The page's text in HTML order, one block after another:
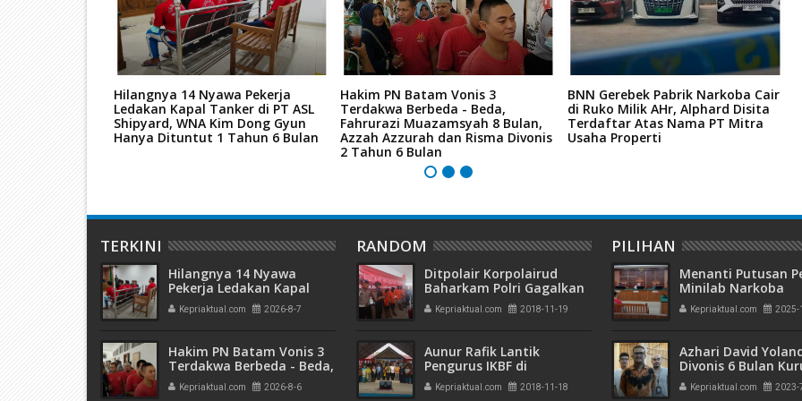
Hilangnya 14 Nyawa Pekerja
Ledakan Kapal Tanker di PT ASL
Shipyard, WNA Kim Dong Gyun
Hanya Dituntut 1 Tahun 6 Bulan
Hakim PN Batam Vonis 3
Terdakwa Berbeda - Beda,
Fahrurazi Muazamsyah 8 Bulan,
Azzah Azzurah dan Risma Divonis
2 Tahun 6 Bulan
BNN Gerebek Pabrik Narkoba Cair
di Ruko Milik AHr, Alphard Disita
Terdaftar Atas Nama PT Mitra
Usaha Properti
TERKINI
Hilangnya 14 Nyawa
Pekerja Ledakan Kapal
Tanker di PT ASL Shipyard,
WNA Kim Dong Gyun
Bulan
Kepriaktual.com 2026-8-7
Hakim PN Batam Vonis 3
Terdakwa Berbeda - Beda,
Fahrurazi Muazamsyah 8
Bulan, Azzah Azzurah dan
Kepriaktual.com 2026-8-6
RANDOM
Ditpolair Korpolairud
Baharkam Polri Gagalkan
Pengiriman Pekerja
Migran Indonesia
Kepriaktual.com 2018-11-19
Aunur Rafik Lantik
Pengurus IKBF di
Tanjungbatu Kundur
Kepriaktual.com 2018-11-18
PILIHAN
Menanti Putusan
Minilab Narkoba
Terdakwa Touzen
"Loloskah dari
Kepriaktual.com 2025-
Azhari David
Divonis 6 Bulan
dan Rehabilitasi 10
Kepriaktual.com 2023-